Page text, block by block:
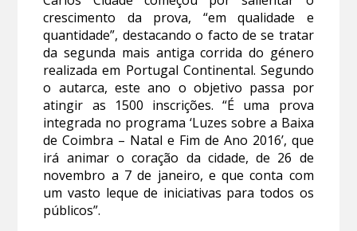
crescimento da prova, “em qualidade e
quantidade”, destacando o facto de se tratar
da segunda mais antiga corrida do género
realizada em Portugal Continental. Segundo
o autarca, este ano o objetivo passa por
atingir as 1500 inscrições. “É uma prova
integrada no programa ‘Luzes sobre a Baixa
de Coimbra – Natal e Fim de Ano 2016’, que
irá animar o coração da cidade, de 26 de
novembro a 7 de janeiro, e que conta com
um vasto leque de iniciativas para todos os
públicos”.